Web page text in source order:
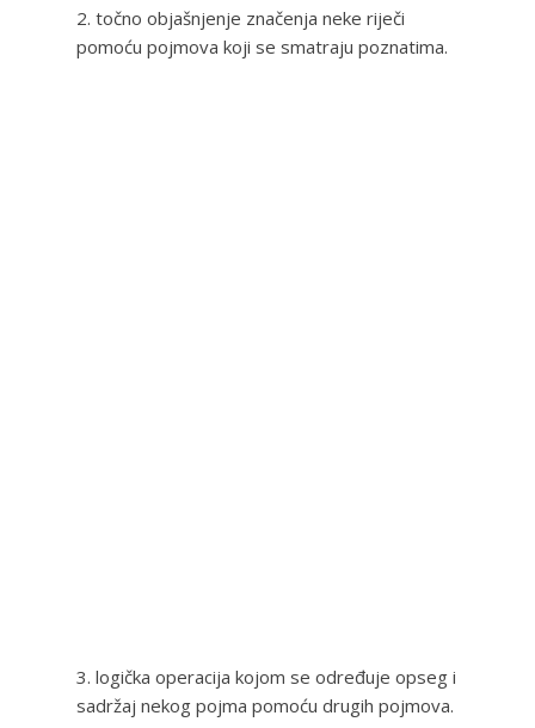
2. točno objašnjenje značenja neke riječi
pomoću pojmova koji se smatraju poznatima.
3. logička operacija kojom se određuje opseg i
sadržaj nekog pojma pomoću drugih pojmova.